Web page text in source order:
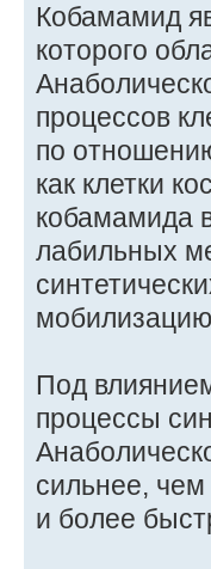
Кобамамид
которого
процессов
по
как клетки
кобамамида
лабильных
Под
процессы
сильнее,
и более